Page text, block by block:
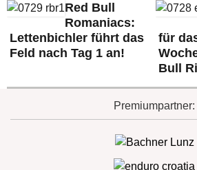
Red Bull
Romaniacs:
Lettenbichler führt das
Feld nach Tag 1 an!
für
Bull
Premiumpartner: